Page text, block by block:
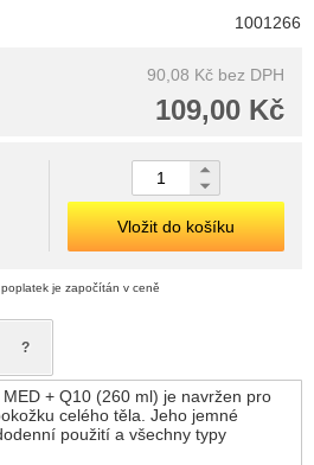
1001266
90,08 Kč bez DPH
109,00 Kč
Vložit do košíku
je započítán v ceně
?
+ Q10 (260 ml) je navržen pro
celého těla. Jeho jemné
použití a všechny typy